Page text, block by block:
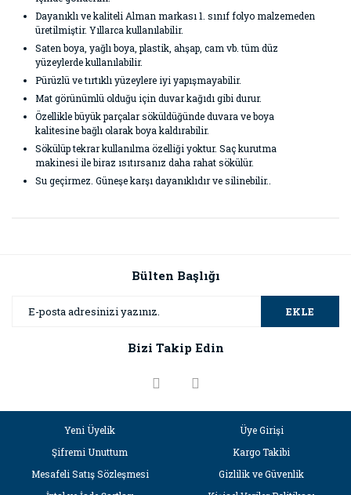
Dayanıklı ve kaliteli Alman markası 1. sınıf folyo malzemeden
üretilmiştir. Yıllarca kullanılabilir.
Saten boya, yağlı boya, plastik, ahşap, cam vb. tüm düz
yüzeylerde kullanılabilir.
Pürüzlü ve tırtıklı yüzeylere iyi yapışmayabilir.
Mat görünümlü olduğu için duvar kağıdı gibi durur.
Özellikle büyük parçalar söküldüğünde duvara ve boya
kalitesine bağlı olarak boya kaldırabilir.
Sökülüp tekrar kullanılma özelliği yoktur. Saç kurutma
makinesi ile biraz ısıtırsanız daha rahat sökülür.
Su geçirmez. Güneşe karşı dayanıklıdır ve silinebilir..
Görüş ve önerileriniz için teşekkür ederiz.
Ürün resmi kalitesiz, bozuk veya görüntülenemiyor.
Ürün bilgilerinde hatalar bulunuyor.
Bülten Başlığı
EKLE
Bizi Takip Edin
Yeni Üyelik
Üye Girişi
Şifremi Unuttum
Kargo Takibi
Mesafeli Satış Sözleşmesi
Gizlilik ve Güvenlik